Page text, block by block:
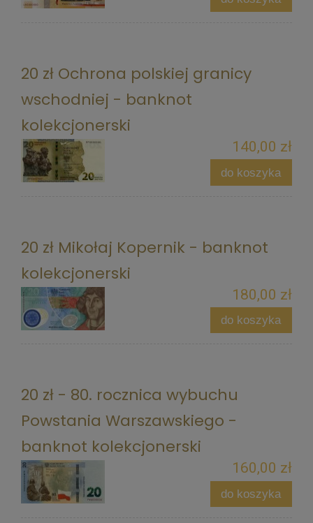
20 zł Ochrona polskiej granicy
wschodniej - banknot
kolekcjonerski
140,00 zł
do koszyka
20 zł Mikołaj Kopernik - banknot
kolekcjonerski
180,00 zł
do koszyka
20 zł - 80. rocznica wybuchu
Powstania Warszawskiego -
banknot kolekcjonerski
160,00 zł
do koszyka